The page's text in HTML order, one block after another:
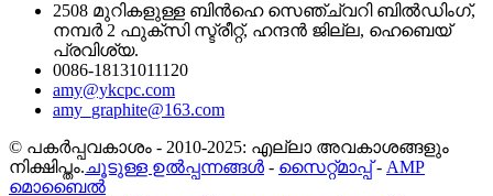
2508 മുറികളുള്ള ബിൻഹെ സെഞ്ച്വറി ബിൽഡിംഗ്,
നമ്പർ 2 ഫുക്സി സ്ട്രീറ്റ്, ഹന്ദൻ ജില്ല, ഹെബെയ്
പ്രവിശ്യ.
0086-18131011120
amy@ykcpc.com
amy_graphite@163.com
© പകർപ്പവകാശം - 2010-2025: എല്ലാ അവകാശങ്ങളും
നിക്ഷിപ്തം. ചൂടുള്ള ഉൽപ്പന്നങ്ങൾ - സൈറ്റ്മാപ്പ്- AMP
മൊബൈൽ